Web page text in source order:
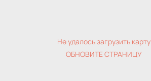
Не удалось загрузить карту
ОБНОВИТЕ СТРАНИЦУ